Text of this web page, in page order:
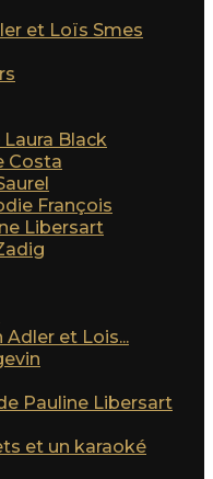
et Loïs Smes
Black
Costa
François
Libersart
Adler et Lois...
Pauline Libersart
et un karaoké